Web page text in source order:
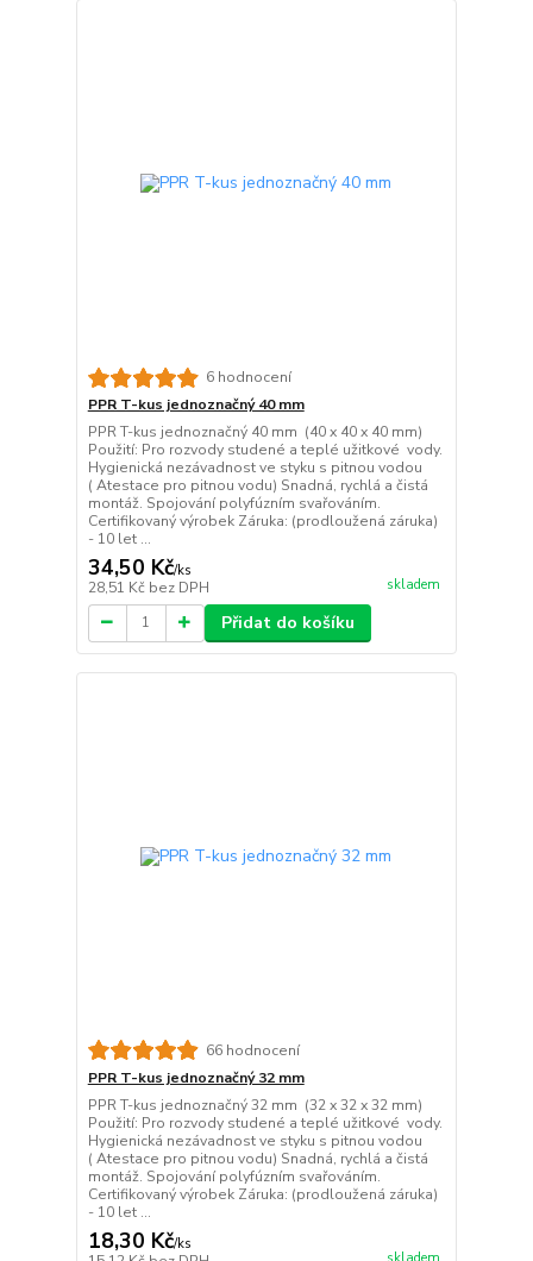
6 hodnocení
PPR T-kus jednoznačný 40 mm
PPR T-kus jednoznačný 40 mm (40 x 40 x 40 mm)
Použití: Pro rozvody studené a teplé užitkové vody.
Hygienická nezávadnost ve styku s pitnou vodou
( Atestace pro pitnou vodu) Snadná, rychlá a čistá
montáž. Spojování polyfúzním svařováním.
Certifikovaný výrobek Záruka: (prodloužená záruka)
- 10 let ...
34,50 Kč/ks
28,51 Kč bez DPH skladem
Přidat do košíku
66 hodnocení
PPR T-kus jednoznačný 32 mm
PPR T-kus jednoznačný 32 mm (32 x 32 x 32 mm)
Použití: Pro rozvody studené a teplé užitkové vody.
Hygienická nezávadnost ve styku s pitnou vodou
( Atestace pro pitnou vodu) Snadná, rychlá a čistá
montáž. Spojování polyfúzním svařováním.
Certifikovaný výrobek Záruka: (prodloužená záruka)
- 10 let ...
18,30 Kč/ks